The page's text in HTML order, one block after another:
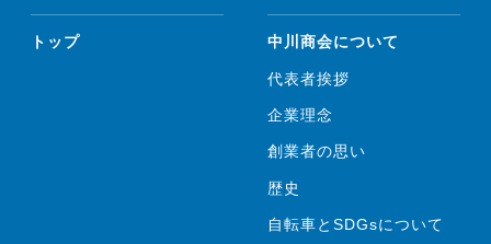
トップ 中川商会について
代表者挨拶
企業理念
創業者の思い
歴史
自転車とSDGsについて